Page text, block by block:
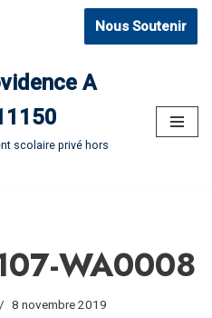
Nous Soutenir
A
scolaire privé hors
WA0008
8 novembre 2019